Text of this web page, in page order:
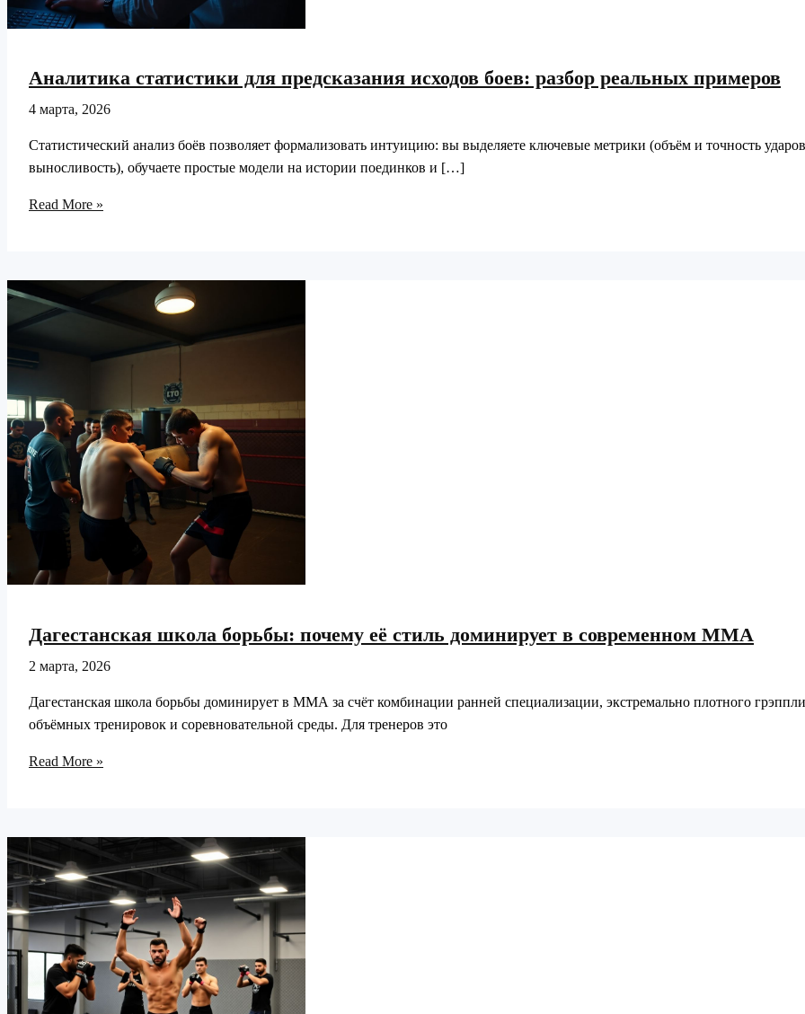
Аналитика статистики для предсказания исходов боев: разбор реальных примеров
4 марта, 2026
Статистический анализ боёв позволяет формализовать интуицию: вы выделяете ключевые метрики (объём и точность
выносливость), обучаете простые модели на истории поединков и […]
Аналитика
исходов
боев:
реальных
Read More »
Дагестанская школа борьбы: почему её стиль доминирует в современном ММА
2 марта, 2026
Дагестанская школа борьбы доминирует в ММА за счёт комбинации ранней специализации, экстремально плотного
объёмных тренировок и соревновательной среды. Для тренеров это
Дагестанская
её
стиль
доминирует
в
современном
ММА
Read More »